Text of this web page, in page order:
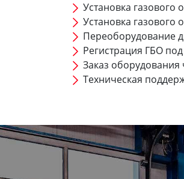
Установка газового
Установка газового
Переоборудование
Регистрация ГБО
Заказ
Техническая